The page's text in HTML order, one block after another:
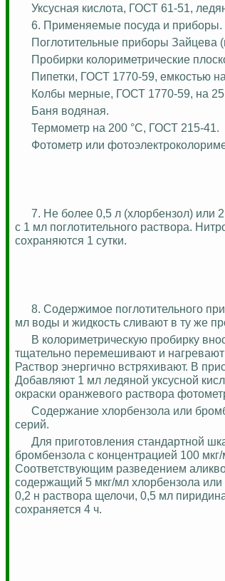
Уксусная кислота, ГОСТ 61-51,
6. Применяемые посуда и приборы.
Поглотительные приборы Зайцева
Пробирки колориметрические
Пипетки, ГОСТ 1770-59, емкостью
Колбы мерные, ГОСТ 1770-59, на 25
Баня водяная.
Термометр на 200 °С , ГОСТ 215-41.
Фотометр или
7. Не более 0,5 л (хлорбензол) или
с 1 мл поглотительного раствора.
сохраняются 1 сутки.
8. Содержимое поглотительного
мл воды и жидкость сливают в ту же
В колориметрическую пробирку
тщательно перемешивают и
Раствор энергично встряхивают. В
Добавляют 1 мл ледяной уксусной
окраски оранжевого раствора
Содержание хлорбензола или
серий.
Для приготовления стандартной
бромбензола с концентрацией 100
Соответствующим разведением
содержащий 5 мкг/мл хлорбензола
0,2 н раствора щелочи, 0,5 мл
сохраняется 4 ч.